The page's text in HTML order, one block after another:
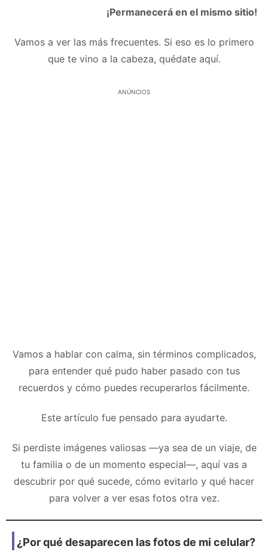
¡Permanecerá en el mismo sitio!
Vamos a ver las más frecuentes. Si eso es lo primero
que te vino a la cabeza, quédate aquí.
ANÚNCIOS
Vamos a hablar con calma, sin términos complicados,
para entender qué pudo haber pasado con tus
recuerdos y cómo puedes recuperarlos fácilmente.
Este artículo fue pensado para ayudarte.
Si perdiste imágenes valiosas —ya sea de un viaje, de
tu familia o de un momento especial—, aquí vas a
descubrir por qué sucede, cómo evitarlo y qué hacer
para volver a ver esas fotos otra vez.
¿Por qué desaparecen las fotos de mi celular?